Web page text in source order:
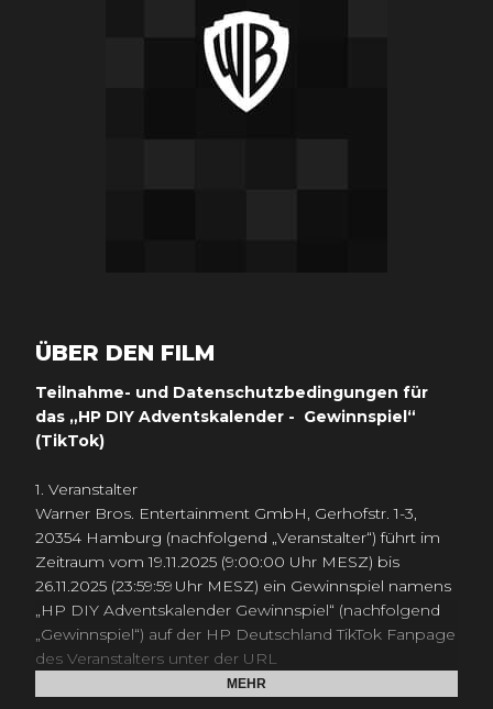
ÜBER DEN FILM
Teilnahme- und Datenschutzbedingungen für
das „HP DIY Adventskalender - Gewinnspiel“
(TikTok)
1. Veranstalter
Warner Bros. Entertainment GmbH, Gerhofstr. 1-3,
20354 Hamburg (nachfolgend „Veranstalter“) führt im
Zeitraum vom 19.11.2025 (9:00:00 Uhr MESZ) bis
26.11.2025 (23:59:59 Uhr MESZ) ein Gewinnspiel namens
„HP DIY Adventskalender Gewinnspiel“ (nachfolgend
„Gewinnspiel“) auf der HP Deutschland TikTok Fanpage
des Veranstalters unter der URL
https://www.tiktok.com/@harrypotterde
MEHR